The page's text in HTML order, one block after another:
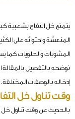
يتمتع خل التفاح بشعبية
المنعشة واحتوائه على
المشويات والحلويات كما
نوضحه بالتفصيل بالمقالة
إدخاله بالوصفات المختلفة.
وقت تناول خل
بالحديث عن وقت تناول خل